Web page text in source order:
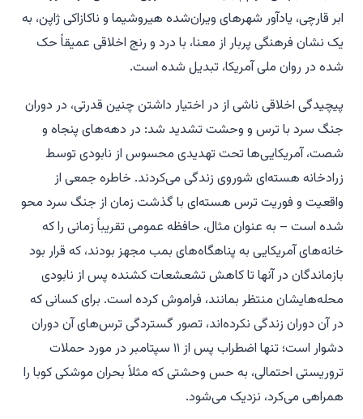
ابر قارچی، یادآور شهرهای ویران‌شده هیروشیما و ناکازاکی ژاپن، به
یک نشان فرهنگی پربار از معنا، با درد و رنج اخلاقی عمیقاً حک
شده در روان ملی آمریکا، تبدیل شده است.
پیچیدگی اخلاقی ناشی از در اختیار داشتن چنین قدرتی، در دوران
جنگ سرد با ترس و وحشت تشدید شد: در دهه‌های پنجاه و
شصت، آمریکایی‌ها تحت تهدیدی محسوس از نابودی توسط
زرادخانه هسته‌ای شوروی زندگی می‌کردند. خاطره جمعی از
واقعیت و فوریت ترس هسته‌ای با گذشت زمان از جنگ سرد محو
شده است – به عنوان مثال، حافظه عمومی تقریباً زمانی را که
خانه‌های آمریکایی به پناهگاه‌های بمب مجهز بودند، که قرار بود
بازماندگان در آنها تا کاهش تشعشعات کشنده پس از نابودی
محله‌هایشان منتظر بمانند، فراموش کرده است. برای کسانی که
در آن دوران زندگی نکرده‌اند، تصور گستردگی ترس‌های آن دوران
دشوار است؛ تنها اضطراب پس از ۱۱ سپتامبر در مورد حملات
تروریستی احتمالی، به حس وحشتی که مثلاً بحران موشکی کوبا را
همراهی می‌کرد، نزدیک می‌شود.